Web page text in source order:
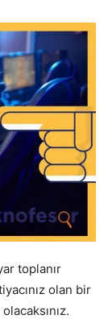
toplanır
olan bir